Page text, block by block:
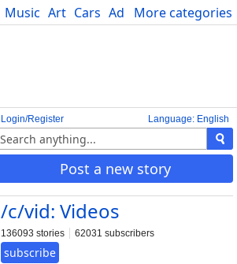
More categories
Music Art Cars Advice Science
Language: English
Login/Register
Post a new story
/c/vid: Videos
136093 stories 62031 subscribers
subscribe